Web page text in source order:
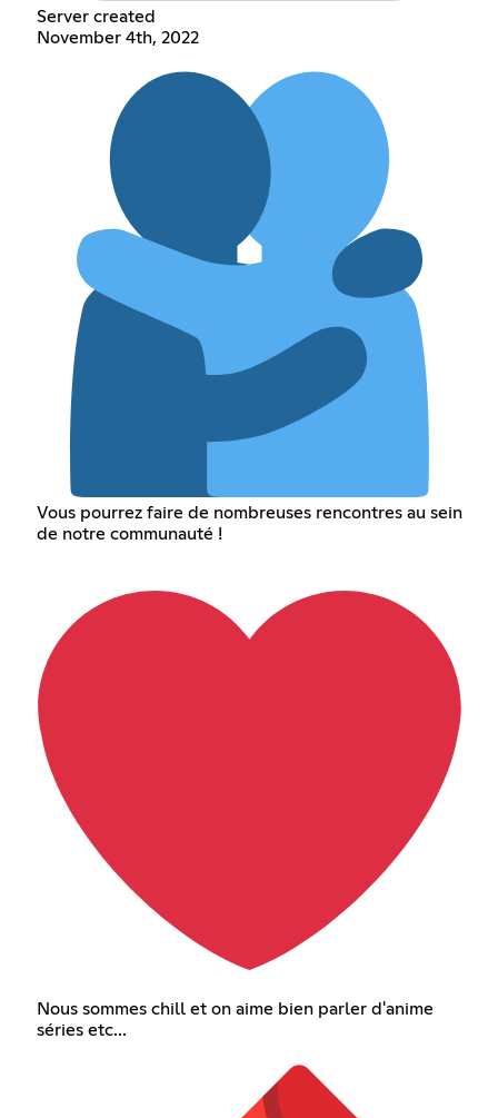
Server created
November 4th, 2022
Vous pourrez faire de nombreuses rencontres au sein
de notre communauté !
Nous sommes chill et on aime bien parler d'anime
séries etc...